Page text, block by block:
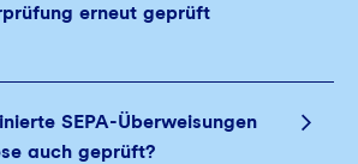
erneut geprüft
SEPA-Überweisungen
auch geprüft?